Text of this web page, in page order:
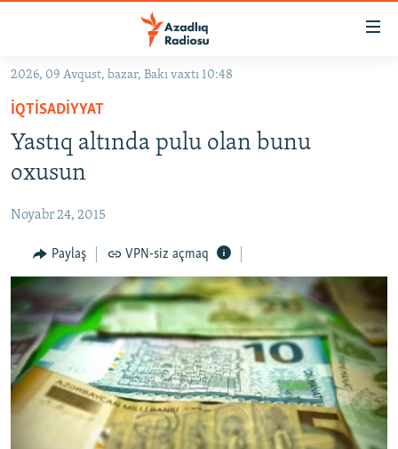
Əsas
qayıt
Əsas
naviqasiyaya
qayıt
Axtarışa
GÜNDƏM
KORRUPSIOMETR
FƏRQƏ BAX
QANUNI DOĞRU
ARAŞDIRMA
MULTIMEDIA
VIDEO
FOTOQALEREYA
İNFOQRAFIKA
RADIO ARXIV
OXU ZALI
AZƏRBAYCAN ƏDƏBIYYATI KITABXANASI
HAQQIMIZDA
MISSIYAMIZ
2026, 09 Avqust, bazar, Bakı vaxtı 10:48
İQTISADIYYAT
Yastıq altında pulu olan bunu
oxusun
Noyabr 24, 2015
Paylaş VPN-siz açmaq